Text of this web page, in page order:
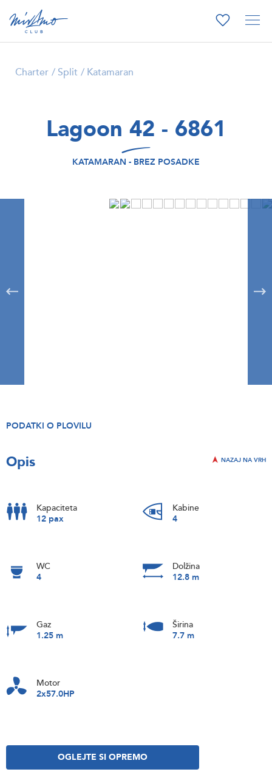
Charter Split Katamaran
Lagoon 42 - 6861
KATAMARAN - BREZ POSADKE
PODATKI O PLOVILU
Opis NAZAJ NA VRH
Kapaciteta
12 pax
Kabine
4
WC
4
Dolžina
12.8 m
Gaz
1.25 m
Širina
7.7 m
Motor
2x57.0HP
OGLEJTE SI OPREMO